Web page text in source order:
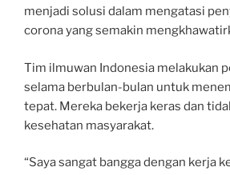
menjadi solusi dalam mengatasi
corona yang semakin
Tim ilmuwan Indonesia melakukan
selama berbulan-bulan untuk
tepat. Mereka bekerja keras dan
kesehatan masyarakat.
“Saya sangat bangga dengan kerja